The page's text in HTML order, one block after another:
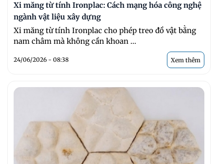
Xi măng từ tính Ironplac: Cách mạng hóa công nghệ
ngành vật liệu xây dựng
Xi măng từ tính Ironplac cho phép treo đồ vật bằng
nam châm mà không cần khoan ...
24/06/2026 - 08:38 Xem thêm